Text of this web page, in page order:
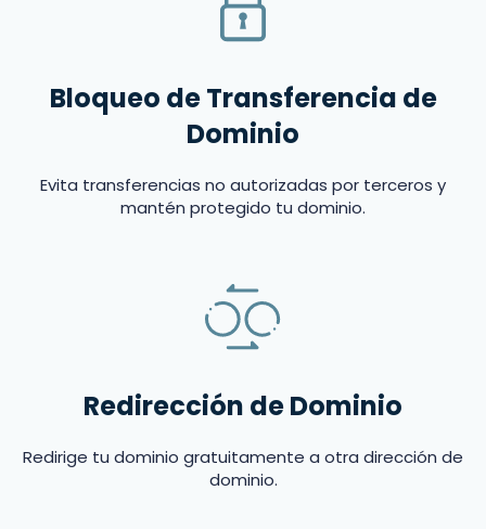
Bloqueo de Transferencia de
Dominio
Evita transferencias no autorizadas por terceros y
mantén protegido tu dominio.
Redirección de Dominio
Redirige tu dominio gratuitamente a otra dirección de
dominio.